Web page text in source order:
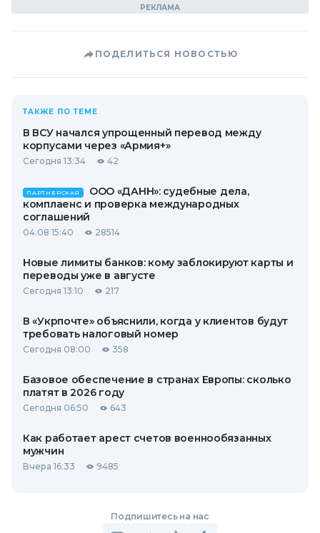
ПОДЕЛИТЬСЯ НОВОСТЬЮ
ТАКЖЕ ПО ТЕМЕ
В ВСУ начался упрощенный перевод между
корпусами через «Армия+»
Сегодня 13:34 42
ПАРТНЕРСКАЯ
ООО «ДАНН»: судебные дела,
комплаенс и проверка международных
соглашений
04.08 15:40 28514
Новые лимиты банков: кому заблокируют карты и
переводы уже в августе
Сегодня 13:10 217
В «Укрпочте» объяснили, когда у клиентов будут
требовать налоговый номер
Сегодня 08:00 358
Базовое обеспечение в странах Европы: сколько
платят в 2026 году
Сегодня 06:50 643
Как работает арест счетов военнообязанных
мужчин
Вчера 16:33 9485
Подпишитесь на нас